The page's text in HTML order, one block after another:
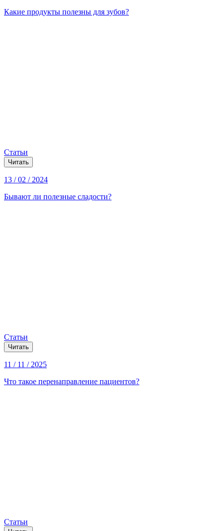
Какие продукты полезны для зубов?
Статьи
Читать
13 / 02 / 2024
Бывают ли полезные сладости?
Статьи
Читать
11 / 11 / 2025
Что такое перенаправление пациентов?
Статьи